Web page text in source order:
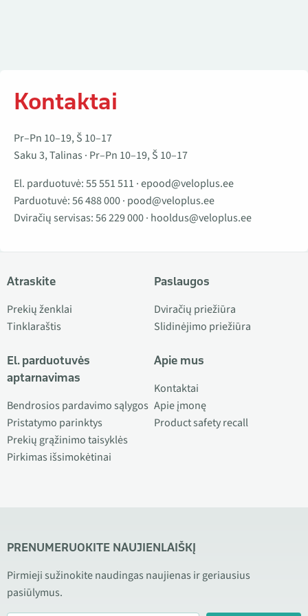
Kontaktai
Pr–Pn 10–19, Š 10–17
Saku 3, Talinas · Pr–Pn 10–19, Š 10–17
El. parduotuvė:55 551 511 ·epood@veloplus.ee
Parduotuvė:56 488 000· pood@veloplus.ee
Dviračių servisas:56 229 000· hooldus@veloplus.ee
Atraskite
Prekių ženklai
Tinklaraštis
El. parduotuvės
aptarnavimas
Bendrosios pardavimo sąlygos
Pristatymo parinktys
Prekių grąžinimo taisyklės
Pirkimas išsimokėtinai
Paslaugos
Dviračių priežiūra
Slidinėjimo priežiūra
Apie mus
Kontaktai
Apie įmonę
Product safety recall
PRENUMERUOKITE NAUJIENLAIŠKĮ
Pirmieji sužinokite naudingas naujienas ir geriausius
pasiūlymus.